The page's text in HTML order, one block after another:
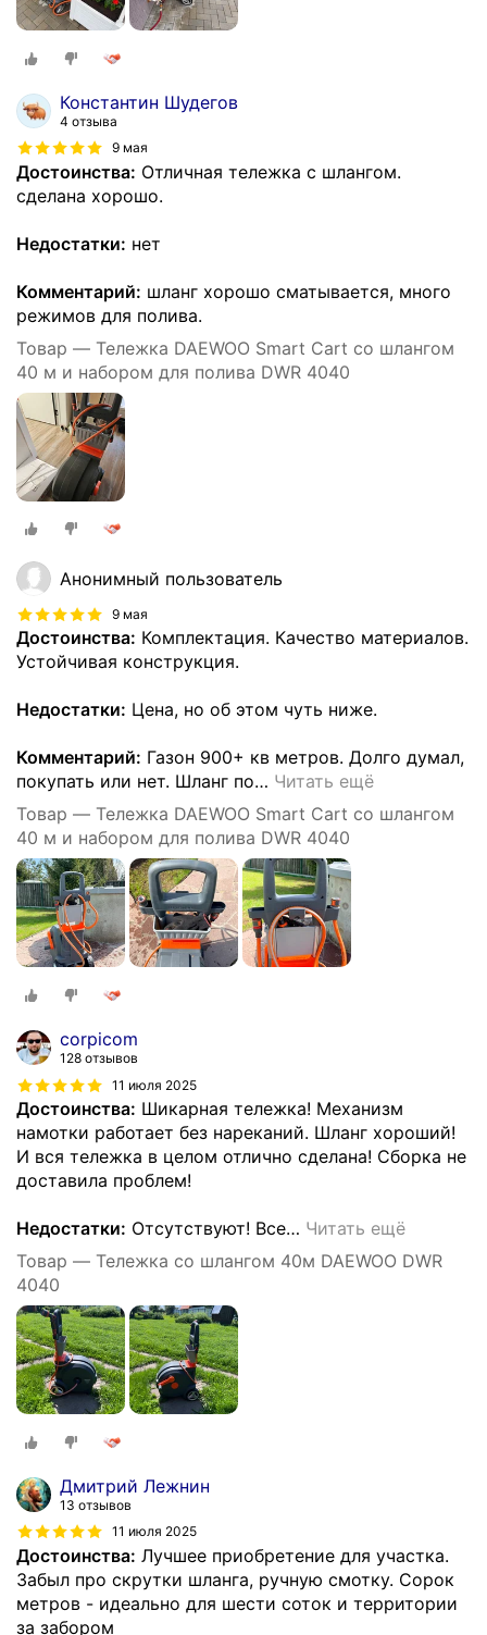
Константин Шудегов
4 отзыва
9 мая
Достоинства: Отличная тележка с шлангом.
сделана хорошо.
Недостатки: нет
Комментарий: шланг хорошо сматывается, много
режимов для полива.
Товар — Тележка DAEWOO Smart Cart со шлангом
40 м и набором для полива DWR 4040
Анонимный пользователь
9 мая
Достоинства: Комплектация. Качество материалов.
Устойчивая конструкция.
Недостатки: Цена, но об этом чуть ниже.
Комментарий: Газон 900+ кв метров. Долго думал,
покупать или нет. Шланг по… Читать ещё
Товар — Тележка DAEWOO Smart Cart со шлангом
40 м и набором для полива DWR 4040
corpicom
128 отзывов
11 июля 2025
Достоинства: Шикарная тележка! Механизм
намотки работает без нареканий. Шланг хороший!
И вся тележка в целом отлично сделана! Сборка не
доставила проблем!
Недостатки: Отсутствуют! Все… Читать ещё
Товар — Тележка со шлангом 40м DAEWOO DWR
4040
Дмитрий Лежнин
13 отзывов
11 июля 2025
Достоинства: Лучшее приобретение для участка.
Забыл про скрутки шланга, ручную смотку. Сорок
метров - идеально для шести соток и территории
за забором